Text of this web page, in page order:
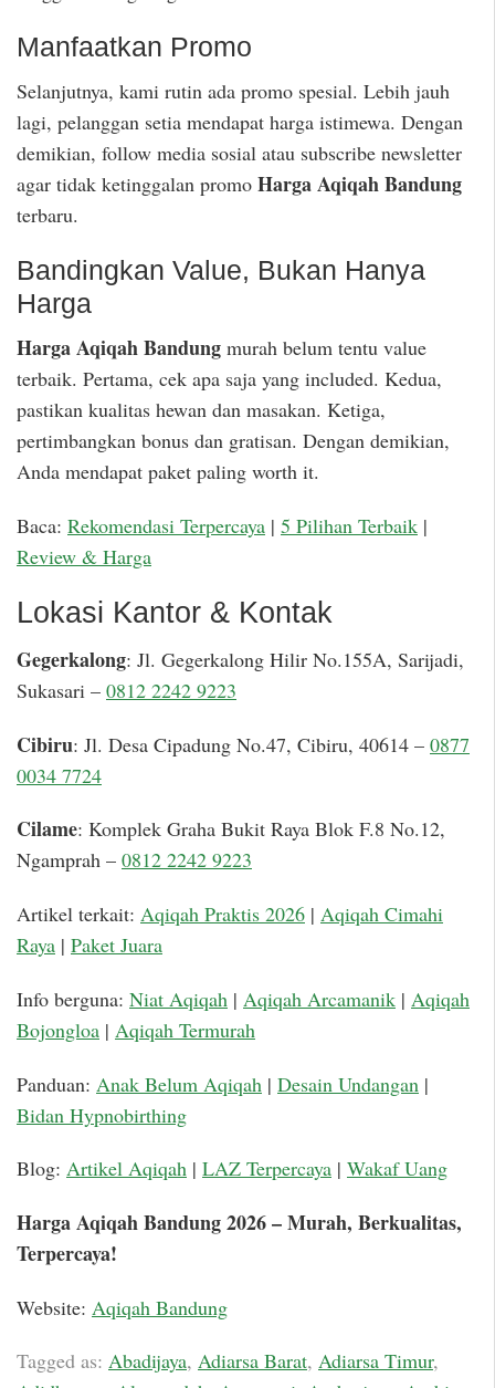
Manfaatkan Promo
Selanjutnya, kami rutin ada promo spesial. Lebih jauh
lagi, pelanggan setia mendapat harga istimewa. Dengan
demikian, follow media sosial atau subscribe newsletter
agar tidak ketinggalan promo Harga Aqiqah Bandung
terbaru.
Bandingkan Value, Bukan Hanya
Harga
Harga Aqiqah Bandung murah belum tentu value
terbaik. Pertama, cek apa saja yang included. Kedua,
pastikan kualitas hewan dan masakan. Ketiga,
pertimbangkan bonus dan gratisan. Dengan demikian,
Anda mendapat paket paling worth it.
Baca: Rekomendasi Terpercaya | 5 Pilihan Terbaik |
Review & Harga
Lokasi Kantor & Kontak
Gegerkalong: Jl. Gegerkalong Hilir No.155A, Sarijadi,
Sukasari – 0812 2242 9223
Cibiru: Jl. Desa Cipadung No.47, Cibiru, 40614 – 0877
0034 7724
Cilame: Komplek Graha Bukit Raya Blok F.8 No.12,
Ngamprah – 0812 2242 9223
Artikel terkait: Aqiqah Praktis 2026 | Aqiqah Cimahi
Raya | Paket Juara
Info berguna: Niat Aqiqah | Aqiqah Arcamanik | Aqiqah
Bojongloa | Aqiqah Termurah
Panduan: Anak Belum Aqiqah | Desain Undangan |
Bidan Hypnobirthing
Blog: Artikel Aqiqah | LAZ Terpercaya | Wakaf Uang
Harga Aqiqah Bandung 2026 – Murah, Berkualitas,
Terpercaya!
Website: Aqiqah Bandung
Tagged as: Abadijaya, Adiarsa Barat, Adiarsa Timur,